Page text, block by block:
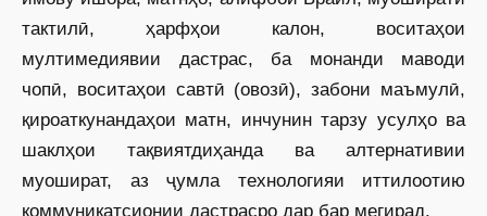
тактилӣ, ҳарфҳои калон, воситаҳои
мултимедиявии дастрас, ба монанди маводи
чопӣ, воситаҳои савтӣ (овозӣ), забони маъмулӣ,
қироаткунандаҳои матн, инчунин тарзу усулҳо ва
шаклҳои тақвиятдиҳанда ва алтернативии
муошират, аз ҷумла технологияи иттилоотию
коммуникатсионии дастрасро дар бар мегирад.